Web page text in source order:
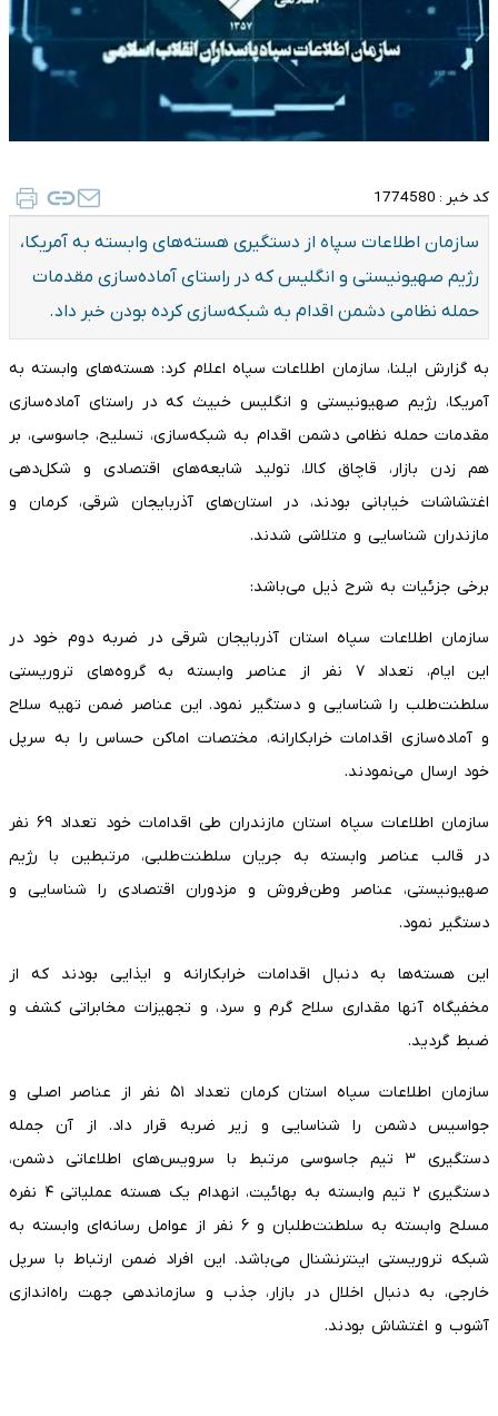
کد خبر : 1774580
سازمان اطلاعات سپاه از دستگیری هسته‌های وابسته به آمریکا،
رژیم صهیونیستی و انگلیس که در راستای آماده‌سازی مقدمات
حمله نظامی دشمن اقدام به شبکه‌سازی کرده بودن خبر داد.
به گزارش ایلنا، سازمان اطلاعات سپاه اعلام کرد: هسته‌های وابسته به
آمریکا، رژیم صهیونیستی و انگلیس خبیث که در راستای آماده‌سازی
مقدمات حمله نظامی دشمن اقدام به شبکه‌سازی، تسلیح، جاسوسی، بر
هم زدن بازار، قاچاق کالا، تولید شایعه‌های اقتصادی و شکل‌دهی
اغتشاشات خیابانی بودند، در استان‌های آذربایجان شرقی، کرمان و
مازندران شناسایی و متلاشی شدند.
برخی جزئیات به شرح ذیل می‌باشد:
سازمان اطلاعات سپاه استان آذربایجان شرقی در ضربه دوم خود در
این ایام، تعداد ۷ نفر از عناصر وابسته به گروه‌های تروریستی
سلطنت‌طلب را شناسایی و دستگیر نمود. این عناصر ضمن تهیه سلاح
و آماده‌سازی اقدامات خرابکارانه، مختصات اماکن حساس را به سرپل
خود ارسال می‌نمودند.
سازمان اطلاعات سپاه استان مازندران طی اقدامات خود تعداد ۶۹ نفر
در قالب عناصر وابسته به جریان سلطنت‌طلبی، مرتبطین با رژیم
صهیونیستی، عناصر وطن‌فروش و مزدوران اقتصادی را شناسایی و
دستگیر نمود.
این هسته‌ها به دنبال اقدامات خرابکارانه و ایذایی بودند که از
مخفیگاه آنها مقداری سلاح گرم و سرد، و تجهیزات مخابراتی کشف و
ضبط گردید.
سازمان اطلاعات سپاه استان کرمان تعداد ۵۱ نفر از عناصر اصلی و
جواسیس دشمن را شناسایی و زیر ضربه قرار داد. از آن جمله
دستگیری ۳ تیم جاسوسی مرتبط با سرویس‌های اطلاعاتی دشمن،
دستگیری ۲ تیم وابسته به بهائیت، انهدام یک هسته عملیاتی ۴ نفره
مسلح وابسته به سلطنت‌طلبان و ۶ نفر از عوامل رسانه‌ای وابسته به
شبکه تروریستی اینترنشنال می‌باشد. این افراد ضمن ارتباط با سرپل
خارجی، به دنبال اخلال در بازار، جذب و سازماندهی جهت راه‌اندازی
آشوب و اغتشاش بودند.